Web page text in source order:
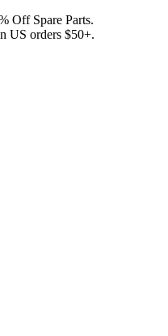
Off Spare Parts.
US orders $50+.